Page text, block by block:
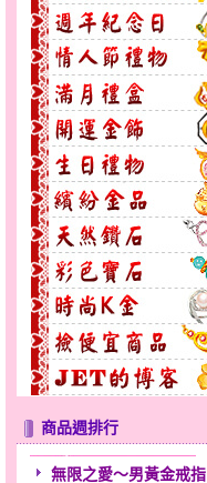
商品週排行
無限之愛～男黃金戒指